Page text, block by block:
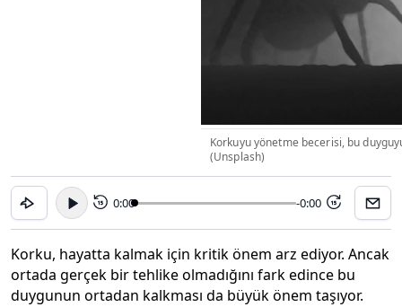
Korkuyu yönetme becerisi, bu
(Unsplash)
15 0:00 -0:00 15
Korku, hayatta kalmak için kritik önem arz ediyor. Ancak
ortada gerçek bir tehlike olmadığını fark edince bu
duygunun ortadan kalkması da büyük önem taşıyor.